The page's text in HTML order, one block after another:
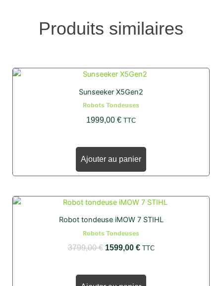
Produits similaires
Sunseeker X5Gen2
Robots Tondeuses
1999,00 € TTC
Ajouter au panier
Robot tondeuse iMOW 7 STIHL
Robots Tondeuses
3799,00€
Le
prix
initial
était :
1599,00 €
Le
prix
est :
TTC